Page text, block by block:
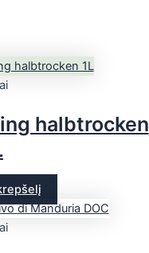
halbtrocken